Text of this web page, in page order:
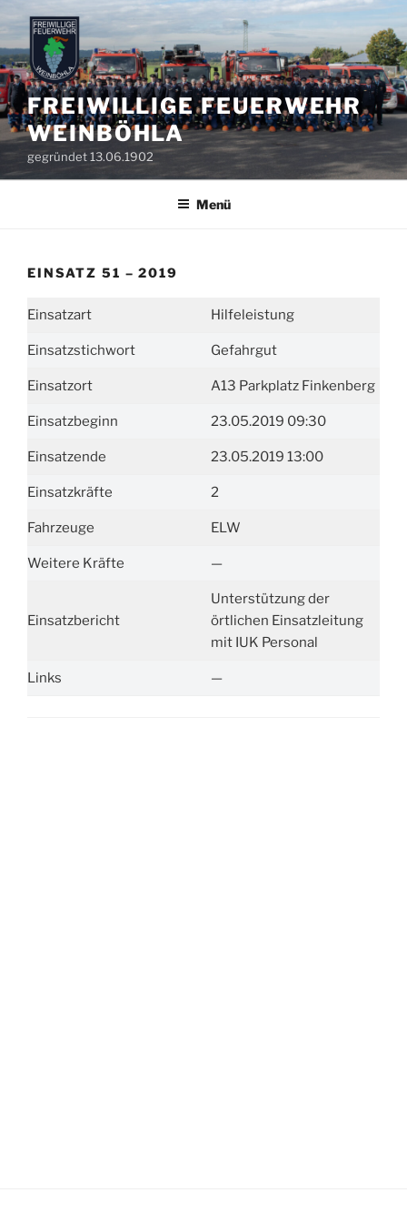
Inhalt
springen
FREIWILLIGE FEUERWEHR
WEINBÖHLA
gegründet 13.06.1902
Menü
EINSATZ 51 – 2019
Einsatzart Hilfeleistung
Einsatzstichwort Gefahrgut
Einsatzort A13 Parkplatz Finkenberg
Einsatzbeginn 23.05.2019 09:30
Einsatzende 23.05.2019 13:00
Einsatzkräfte 2
Fahrzeuge ELW
Weitere Kräfte —
Einsatzbericht
Unterstützung der
örtlichen Einsatzleitung
mit IUK Personal
Links —